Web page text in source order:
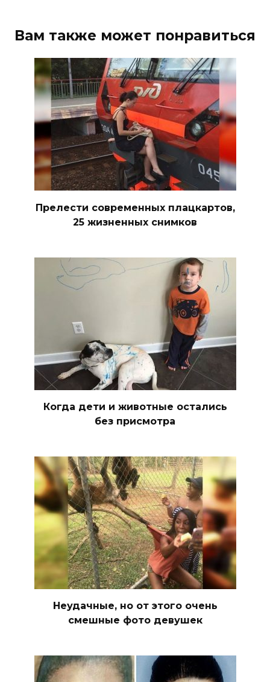
Вам также может понравиться
Прелести современных плацкартов,
25 жизненных снимков
Когда дети и животные остались
без присмотра
Неудачные, но от этого очень
смешные фото девушек